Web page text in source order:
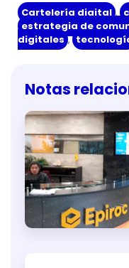
Cartelería digital ,
estrategia de
digitales ,
Notas